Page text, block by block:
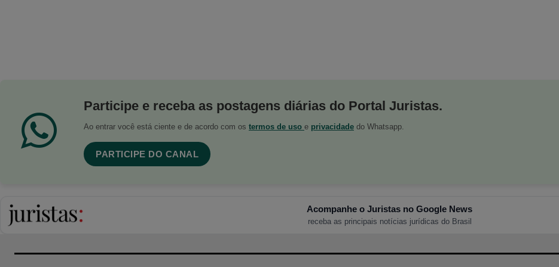
Participe e receba as postagens diárias do Portal Juristas.
Ao entrar você está ciente e de acordo com os termos de uso e privacidade do Whatsapp.
PARTICIPE DO CANAL
Acompanhe o Juristas no Google News
receba as principais notícias jurídicas do Brasil